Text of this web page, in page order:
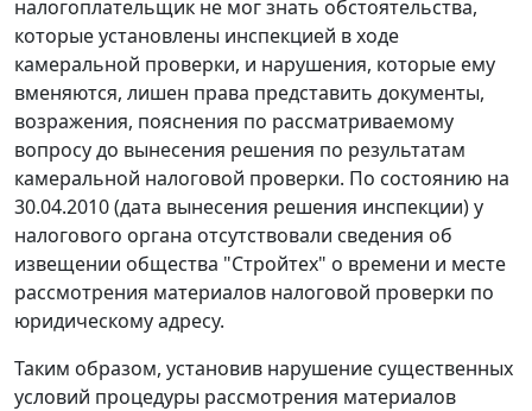
налогоплательщик не мог знать обстоятельства,
которые установлены инспекцией в ходе
камеральной проверки, и нарушения, которые ему
вменяются, лишен права представить документы,
возражения, пояснения по рассматриваемому
вопросу до вынесения решения по результатам
камеральной налоговой проверки. По состоянию на
30.04.2010 (дата вынесения решения инспекции) у
налогового органа отсутствовали сведения об
извещении общества "Стройтех" о времени и месте
рассмотрения материалов налоговой проверки по
юридическому адресу.
Таким образом, установив нарушение существенных
условий процедуры рассмотрения материалов